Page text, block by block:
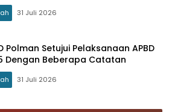
31 Juli 2026
Polman Setujui Pelaksanaan APBD
Dengan Beberapa Catatan
31 Juli 2026